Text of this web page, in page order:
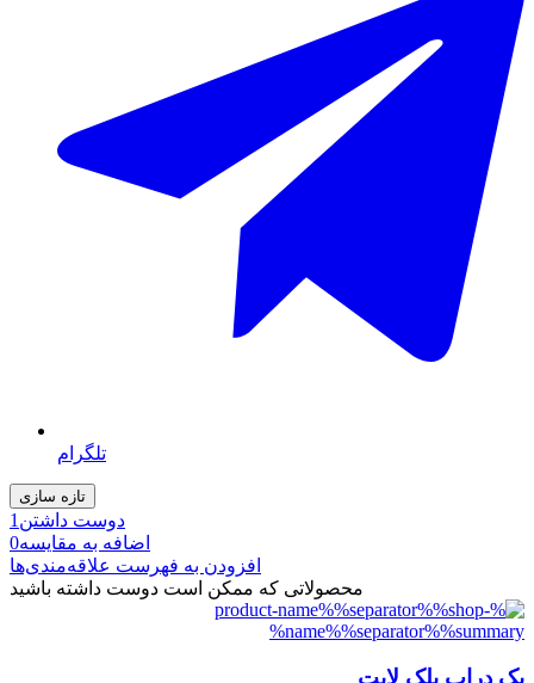
تلگرام
دوست داشتن 1
اضافه به مقایسه0
افزودن به فهرست علاقه‌مندی‌ها
محصولاتی که ممکن است دوست داشته باشید
بک دراپ بلک لایت